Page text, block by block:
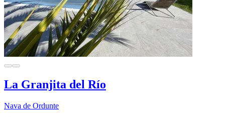
La Granjita del Río
Nava de Ordunte